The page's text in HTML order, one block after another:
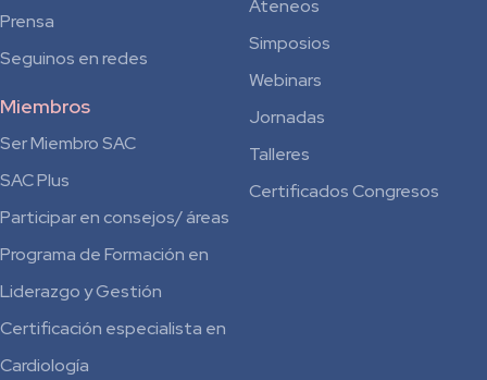
Prensa
Seguinos en redes
Miembros
Ser Miembro SAC
SAC Plus
Participar en consejos/ áreas
Programa de Formación en
Liderazgo y Gestión
Certificación especialista en
Cardiología
Ateneos
Simposios
Webinars
Jornadas
Talleres
Certificados Congresos